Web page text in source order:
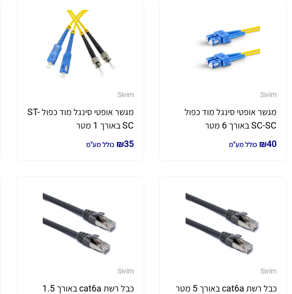
Sivim
מגשר אופטי סינגל מוד כפול
SC-SC באורך 6 מטר
₪40 כולל מע"מ
Sivim
מגשר אופטי סינגל מוד כפול ST-
SC באורך 1 מטר
₪35 כולל מע"מ
Sivim
כבל רשת cat6a באורך 5 מטר
Sivim
כבל רשת cat6a באורך 1.5